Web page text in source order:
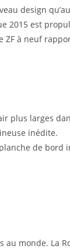
design
2015 est
ZF à neuf
plus larges
inédite.
de bord
au monde. La